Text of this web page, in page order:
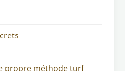
propre méthode turf